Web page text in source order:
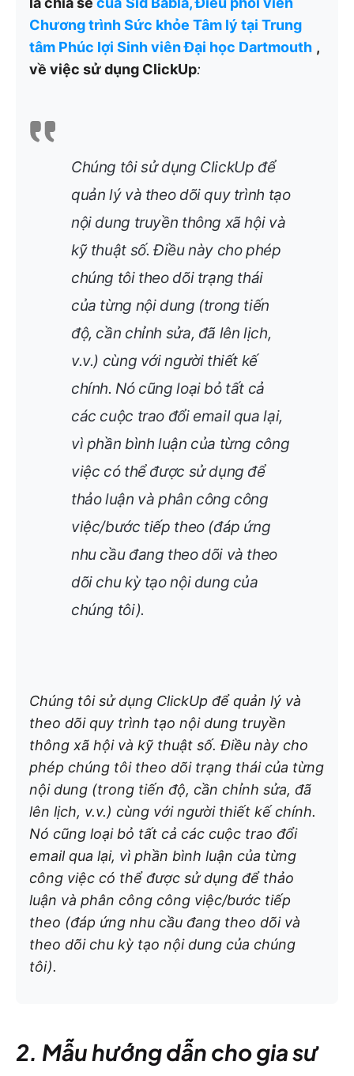
Chương trình Sức khỏe Tâm lý tại Trung
tâm Phúc lợi Sinh viên Đại học Dartmouth ,
về việc sử dụng ClickUp:
Chúng tôi sử dụng ClickUp để
quản lý và theo dõi quy trình tạo
nội dung truyền thông xã hội và
kỹ thuật số. Điều này cho phép
chúng tôi theo dõi trạng thái
của từng nội dung (trong tiến
độ, cần chỉnh sửa, đã lên lịch,
v.v.) cùng với người thiết kế
chính. Nó cũng loại bỏ tất cả
các cuộc trao đổi email qua lại,
vì phần bình luận của từng công
việc có thể được sử dụng để
thảo luận và phân công công
việc/bước tiếp theo (đáp ứng
nhu cầu đang theo dõi và theo
dõi chu kỳ tạo nội dung của
chúng tôi).
Chúng tôi sử dụng ClickUp để quản lý và
theo dõi quy trình tạo nội dung truyền
thông xã hội và kỹ thuật số. Điều này cho
phép chúng tôi theo dõi trạng thái của từng
nội dung (trong tiến độ, cần chỉnh sửa, đã
lên lịch, v.v.) cùng với người thiết kế chính.
Nó cũng loại bỏ tất cả các cuộc trao đổi
email qua lại, vì phần bình luận của từng
công việc có thể được sử dụng để thảo
luận và phân công công việc/bước tiếp
theo (đáp ứng nhu cầu đang theo dõi và
theo dõi chu kỳ tạo nội dung của chúng
tôi).
2. Mẫu hướng dẫn cho gia sư